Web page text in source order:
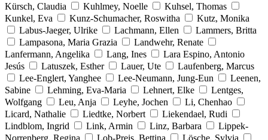
Kürsch, Claudia
Kuhlmey, Noelle
Kuhsel, Thomas
Kunkel, Eva
Kunz-Schumacher, Roswitha
Kutz, Monika
Labus-Jaeger, Ulrike
Lachmann, Ellen
Lammers, Britta
Lampasona, Maria Grazia
Landwehr, Renate
Lanfermann, Angelika
Lang, Ines
Lara Espino, Antonio
Jesús
Latuszek, Esther Lauer, Ute
Laufenberg, Marcus
Lee-Englert, Yanghee
Lee-Neumann, Jung-Eun
Leenen,
Sabine
Lehming, Eva-Maria Lehnert, Elke
Lentges,
Wolfgang
Leu, Anja Leyhe, Jochen
Li, Chenhao
Licard, Nathalie
Liedtke, Norbert
Liekendael, Rudi
Lindblom, Ingrid
Link, Armin Linz, Barbara
Lippek-
Norrenberg, Regina
Lob-Preis, Bettina
Lösche, Sylvia